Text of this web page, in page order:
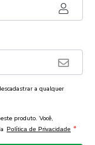
a qualquer
produto. Você,
Política de Privacidade *